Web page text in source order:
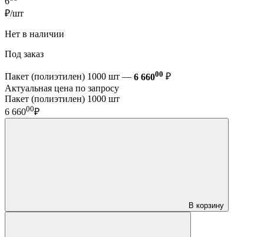
₽/шт
Нет в наличии
Под заказ
Пакет (полиэтилен) 1000 шт — 6 66000 ₽
Актуальная цена по запросу
Пакет (полиэтилен) 1000 шт
6 66000₽
В корзину